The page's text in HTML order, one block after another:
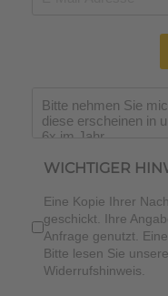
Wichtiger
WICHTIGER
Eine Kopie Ihrer
geschickt. Ihre
Anfrage genutzt.
Bitte lesen Sie unsere
Widerrufshinweis.